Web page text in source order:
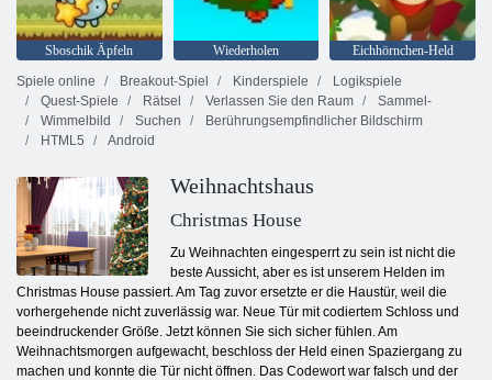
Sboschik Äpfeln Wiederholen
Eichhörnchen-Held
Spiele online
Breakout-Spiel Kinderspiele
Logikspiele
Quest-Spiele
Rätsel Verlassen Sie den Raum
Sammel-
Wimmelbild
Suchen
Berührungsempfindlicher Bildschirm
HTML5
Android
Weihnachtshaus
Christmas House
Zu Weihnachten eingesperrt zu sein ist nicht die
beste Aussicht, aber es ist unserem Helden im
Christmas House passiert. Am Tag zuvor ersetzte er die Haustür, weil die
vorhergehende nicht zuverlässig war. Neue Tür mit codiertem Schloss und
beeindruckender Größe. Jetzt können Sie sich sicher fühlen. Am
Weihnachtsmorgen aufgewacht, beschloss der Held einen Spaziergang zu
machen und konnte die Tür nicht öffnen. Das Codewort war falsch und der